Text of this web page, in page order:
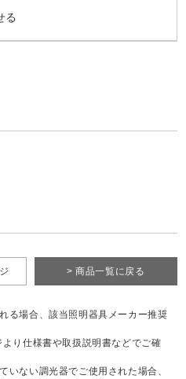
る
> 商品一覧に戻る
る場合、該当照明器具メーカー推奨
り仕様書や取扱説明書などでご確
いない調光器でご使用された場合、